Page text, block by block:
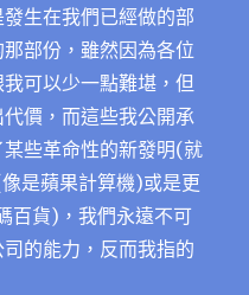
生在我們已經做的部
部份，雖然因為各位
可以少一點難堪，但
價，而這些我公開承
些革命性的新發明(就
是蘋果計算機)或是更
百貨)，我們永遠不可
的能力，反而我指的